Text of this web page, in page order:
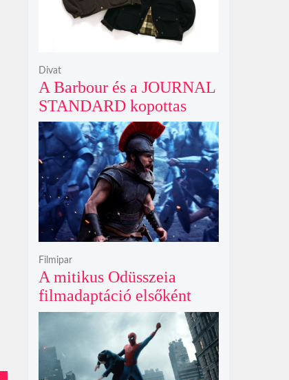
A Barbour és a JOURNAL
STANDARD kopottas
gyapjúkabátja most
rövidebb szabással tarol
Divat
A mitikus Odüsszeia
filmadaptáció elsőként
lépte át a bűvös
egymilliárd dolláros
álomhatárt a globális
mozipénztáraknál
Filmipar